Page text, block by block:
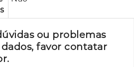
ou problemas
dados, favor contatar